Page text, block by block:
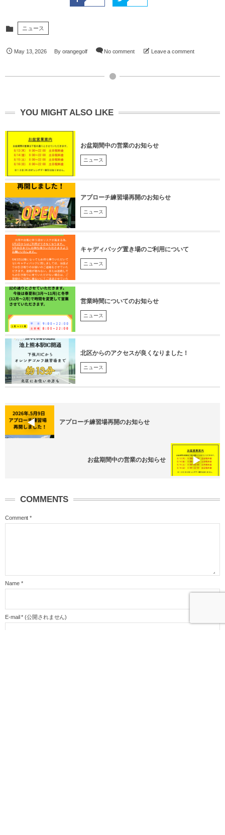
ニュース
May 13,2026 By orangegolf No comment Leave a comment
YOU MIGHT ALSO LIKE
お盆期間中の営業のお知らせ
ニュース
アプローチ練習場再開のお知らせ
ニュース
キャディバッグ置き場のご利用について
ニュース
営業時間についてのお知らせ
ニュース
北区からのアクセスが良くなりました！
ニュース
アプローチ練習場再開のお知らせ
お盆期間中の営業のお知らせ
COMMENTS
Comment *
Name *
E-mail * (公開されません)